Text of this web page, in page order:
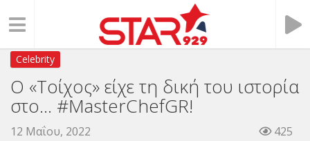
Celebrity
Ο «Τοίχος» είχε τη δική του ιστορία
στο… #MasterChefGR!
12 Μαΐου, 2022 425